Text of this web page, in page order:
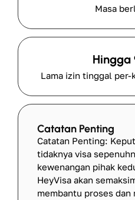
Masa
Hingga
Lama izin tinggal per-
Catatan Penting
Catatan Penting:
tidaknya visa
kewenangan pihak
HeyVisa akan
membantu proses dan